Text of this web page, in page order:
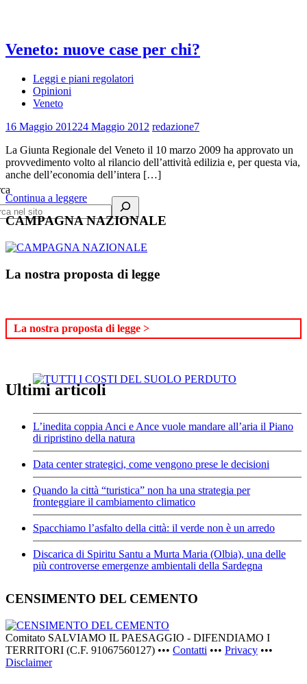
Veneto: nuove case per chi?
Leggi e piani regolatori
Opinioni
Veneto
16 Maggio 201224 Maggio 2012 redazione7
La Giunta Regionale del Veneto il 10 marzo 2009 ha approvato un
provvedimento volto al rilancio dell’attività edilizia e, per questa via,
anche dell’economia dell’intera […]
Continua a leggere
CAMPAGNA NAZIONALE
La nostra proposta di legge
La nostra proposta di legge >
Ultimi articoli
L’inedita coppia Anci e Ance vuole mandare all’aria il Piano
di ripristino della natura
Data center strategici, come vengono prese le decisioni
Quando la città “turistica” non ha una strategia per
fronteggiare il cambiamento climatico
Spacchiamo l’asfalto della città: il verde non è un arredo
Discarica di Spiritu Santu a Murta Maria (Olbia), una delle
più controverse emergenze ambientali della Sardegna
CENSIMENTO DEL CEMENTO
Comitato SALVIAMO IL PAESAGGIO - DIFENDIAMO I
TERRITORI (C.F. 91067560127) ••• Contatti ••• Privacy •••
Disclaimer